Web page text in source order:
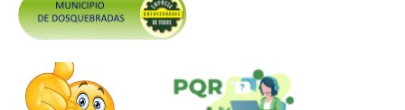
Conciliación y Daño Antijurídico
Código de Integridad